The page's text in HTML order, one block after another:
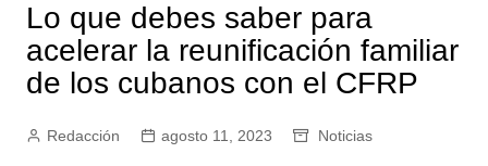
Lo que debes saber para
acelerar la reunificación familiar
de los cubanos con el CFRP
Redacción agosto 11, 2023 Noticias